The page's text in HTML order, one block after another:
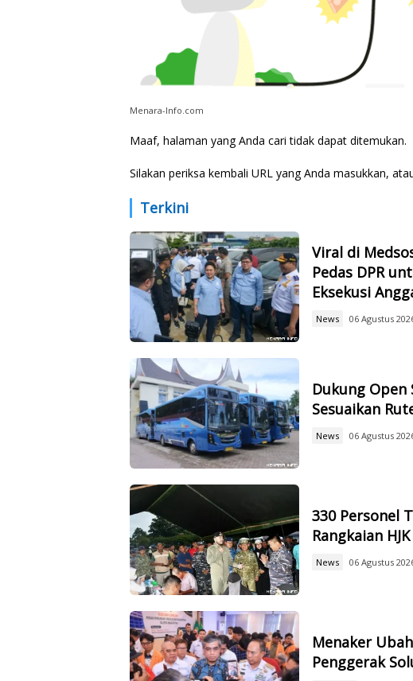
Menara-Info.com
Maaf, halaman yang Anda cari tidak dapat ditemukan.
Silakan periksa kembali URL yang Anda masukkan,
Terkini
Viral di
Pedas DPR
Eksekusi
News 06 Agustus
Dukung Open
Sesuaikan
News 06 Agustus
330 Personel
Rangkaian
News 06 Agustus
Menaker
Penggerak